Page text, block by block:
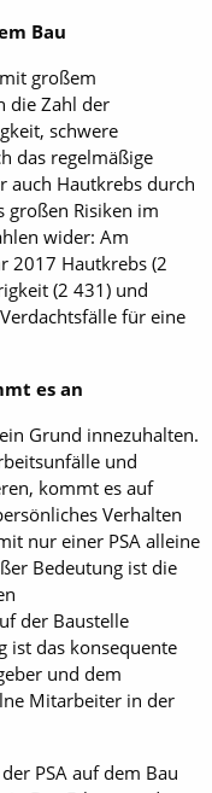
Bau
großem
die Zahl der
schwere
das regelmäßige
auch Hautkrebs durch
großen Risiken im
wider: Am
2017 Hautkrebs (2
(2 431) und
für eine
es an
Grund innezuhalten.
und
kommt es auf
Verhalten
nur einer PSA alleine
Bedeutung ist die
der Baustelle
ist das konsequente
und dem
Mitarbeiter in der
PSA auf dem Bau